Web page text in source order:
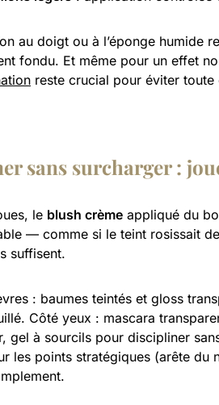
au doigt ou à l’éponge humide
fondu. Et même pour un effet
reste crucial pour éviter
sans surcharger :
le blush crème appliqué du
— comme si le teint rosissait
suffisent.
: baumes teintés et gloss
Côté yeux : mascara
gel à sourcils pour discipliner
les points stratégiques (arête du